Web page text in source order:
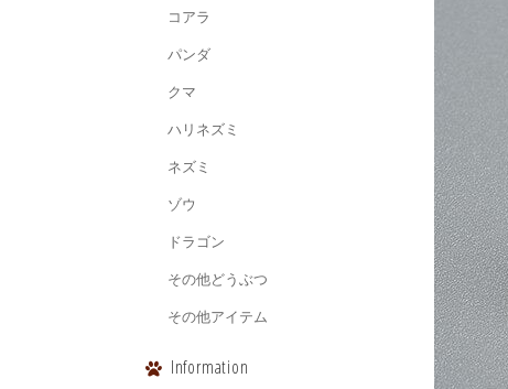
コアラ
パンダ
クマ
ハリネズミ
ネズミ
ゾウ
ドラゴン
その他どうぶつ
その他アイテム
Information